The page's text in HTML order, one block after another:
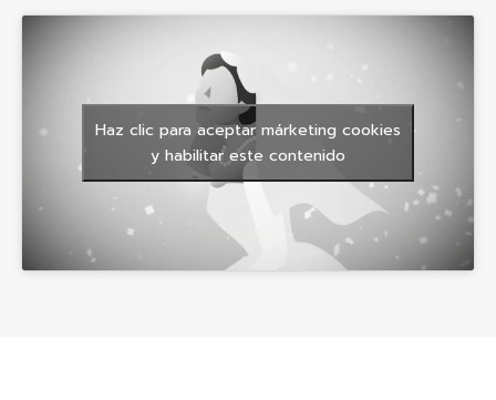
Haz clic para aceptar márketing cookies
y habilitar este contenido